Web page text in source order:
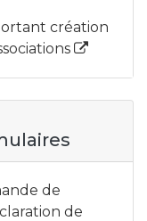
création
de
de